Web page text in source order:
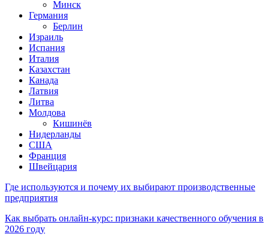
Минск
Германия
Берлин
Израиль
Испания
Италия
Казахстан
Канада
Латвия
Литва
Молдова
Кишинёв
Нидерланды
США
Франция
Швейцария
Где используются и почему их выбирают производственные
предприятия
Как выбрать онлайн-курс: признаки качественного обучения в
2026 году